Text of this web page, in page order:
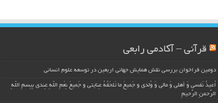
قرآنی – آکادمی رابعی
دومین فراخوان بررسی نقش همایش جهانی اربعین در توسعه علوم انسانی
اُعیذُ نَفسی وَ أهلی وَ مالی وَ وُلدی و جَمیعَ ما تَلحَقُهُ عِنایتی و جَمیعَ نِعَمِ اللّهِ عِندی بِبِسمِ اللّهِ
الرَّحمنِ الرَّحیمِ